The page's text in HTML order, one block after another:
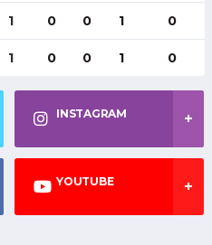
1 0 0 1 0
1 0 0 1 0
INSTAGRAM
YOUTUBE